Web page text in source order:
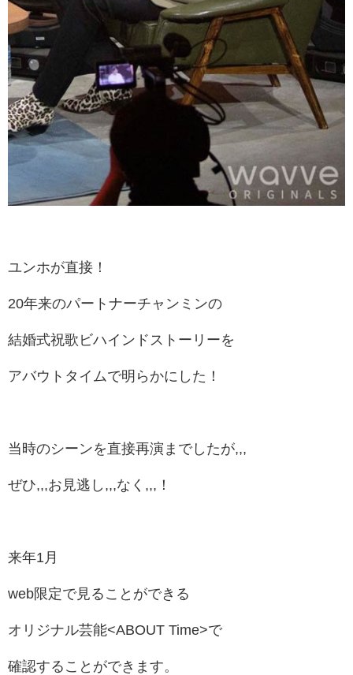
ユンホが直接！
20年来のパートナーチャンミンの
結婚式祝歌ビハインドストーリーを
アバウトタイムで明らかにした！
当時のシーンを直接再演までしたが,,,
ぜひ,,,お見逃し,,,なく,,,！
来年1月
web限定で見ることができる
オリジナル芸能<ABOUT Time>で
確認することができます。